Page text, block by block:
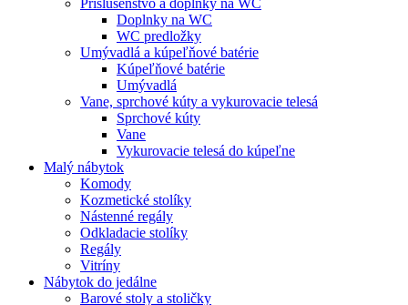
Doplnky na WC
WC predložky
Umývadlá a kúpeľňové batérie
Kúpeľňové batérie
Umývadlá
Vane, sprchové kúty a vykurovacie telesá
Sprchové kúty
Vane
Vykurovacie telesá do kúpeľne
Malý nábytok
Komody
Kozmetické stolíky
Nástenné regály
Odkladacie stolíky
Regály
Vitríny
Nábytok do jedálne
Barové stoly a stoličky